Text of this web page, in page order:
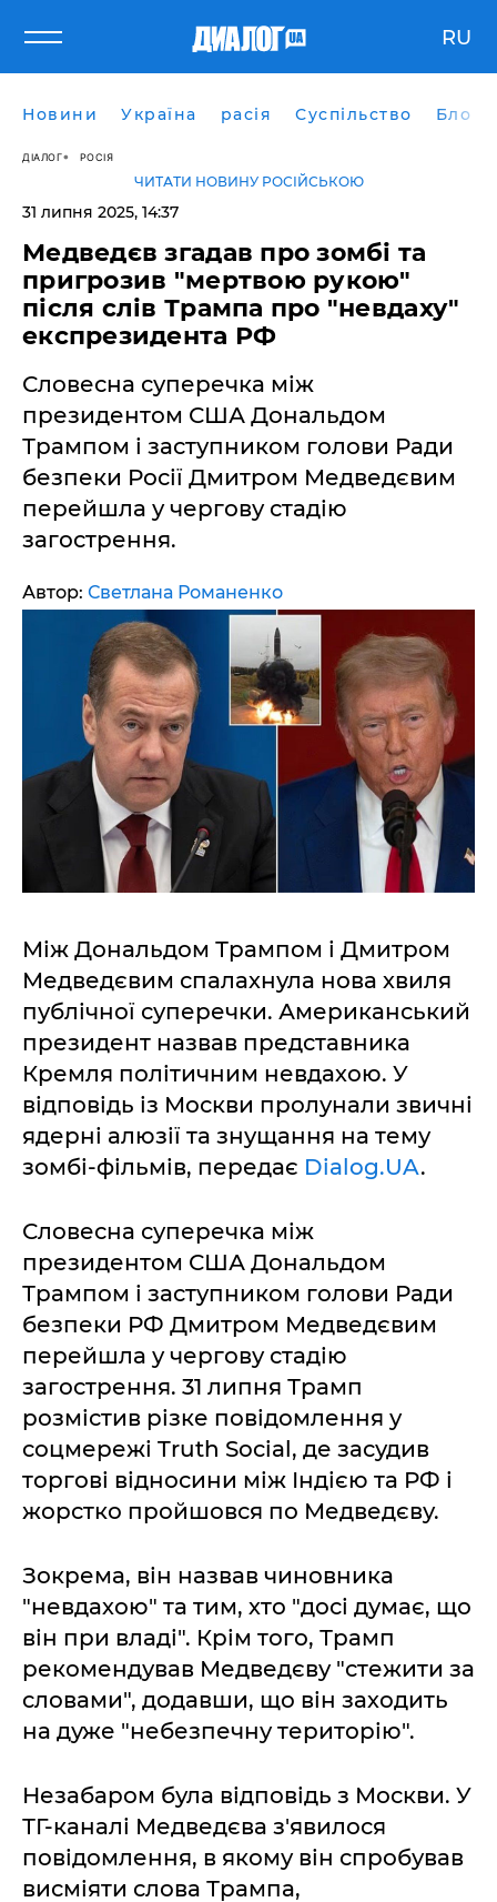
RU
Новини Україна расія Суспільство Блоги
ДІАЛОГ РОСІЯ
ЧИТАТИ НОВИНУ РОСІЙСЬКОЮ
31 липня 2025, 14:37
Медведєв згадав про зомбі та
пригрозив "мертвою рукою"
після слів Трампа про "невдаху"
експрезидента РФ
Словесна суперечка між
президентом США Дональдом
Трампом і заступником голови Ради
безпеки Росії Дмитром Медведєвим
перейшла у чергову стадію
загострення.
Автор: Светлана Романенко
Між Дональдом Трампом і Дмитром
Медведєвим спалахнула нова хвиля
публічної суперечки. Американський
президент назвав представника
Кремля політичним невдахою. У
відповідь із Москви пролунали звичні
ядерні алюзії та знущання на тему
зомбі-фільмів, передає Dialog.UA.
Словесна суперечка між
президентом США Дональдом
Трампом і заступником голови Ради
безпеки РФ Дмитром Медведєвим
перейшла у чергову стадію
загострення. 31 липня Трамп
розмістив різке повідомлення у
соцмережі Truth Social, де засудив
торгові відносини між Індією та РФ і
жорстко пройшовся по Медведєву.
Зокрема, він назвав чиновника
"невдахою" та тим, хто "досі думає, що
він при владі". Крім того, Трамп
рекомендував Медведєву "стежити за
словами", додавши, що він заходить
на дуже "небезпечну територію".
Незабаром була відповідь з Москви. У
ТГ-каналі Медведєва з'явилося
повідомлення, в якому він спробував
висміяти слова Трампа,